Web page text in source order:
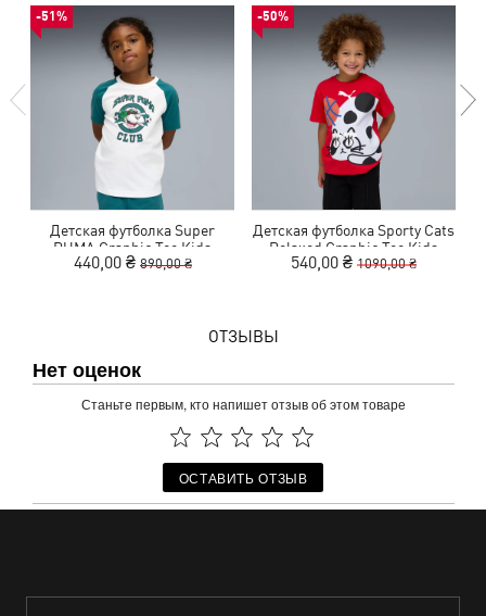
-51%
Детская футболка Super
PUMA Graphic Tee Kids
440,00 ₴ 890,00 ₴
-50%
Детская футболка Sporty Cats
Relaxed Graphic Tee Kids
540,00 ₴ 1090,00 ₴
ОТЗЫВЫ
Нет оценок
Станьте первым, кто напишет отзыв об этом товаре
ОСТАВИТЬ ОТЗЫВ